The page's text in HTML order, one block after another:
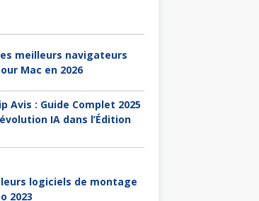
meilleurs navigateurs
Mac en 2026
Avis : Guide Complet 2025
IA dans l’Édition
logiciels de montage
2023